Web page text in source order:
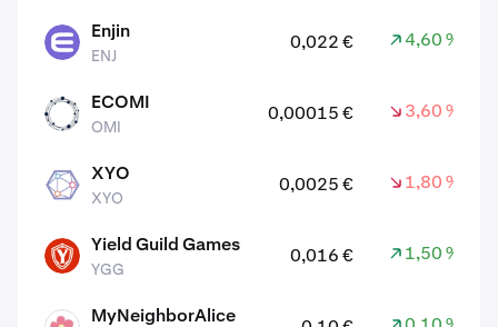
ENJ Enjin
ENJ
0,022 € 4,60 %
ECOMI
OMI
0,00015 € 3,60 %
XYO XYO
XYO
0,0025 € 1,80 %
YGG Yield Guild Games
YGG
0,016 € 1,50 %
MyNeighborAlice